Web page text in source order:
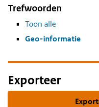
Trefwoorden
Toon alle
Geo-informatie
Exporteer